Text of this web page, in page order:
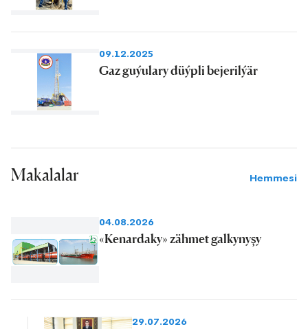
09.12.2025
Gaz guýulary düýpli bejerilýär
Makalalar Hemmesi
04.08.2026
«Kenardaky» zähmet galkynyşy
29.07.2026